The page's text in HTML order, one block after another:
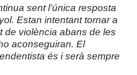
sent l’única resposta
Estan intentant tornar a
de violència abans de les
aconseguiran. El
és i serà sempre